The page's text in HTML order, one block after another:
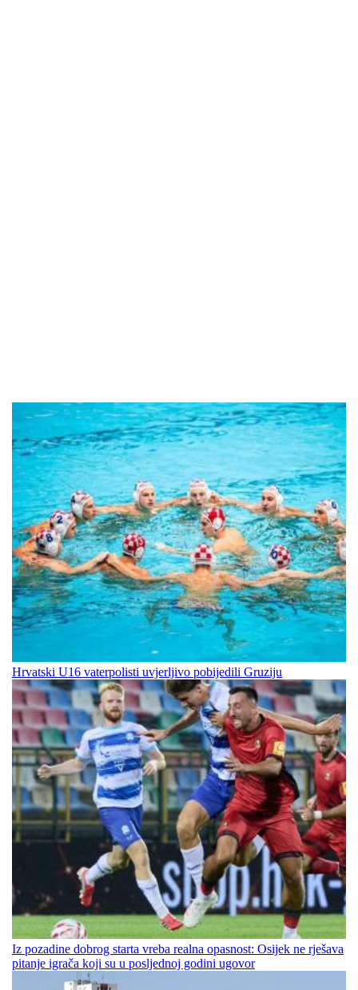
Hrvatski U16 vaterpolisti uvjerljivo pobijedili Gruziju
Iz pozadine dobrog starta vreba realna opasnost: Osijek ne rješava
pitanje igrača koji su u posljednoj godini ugovor